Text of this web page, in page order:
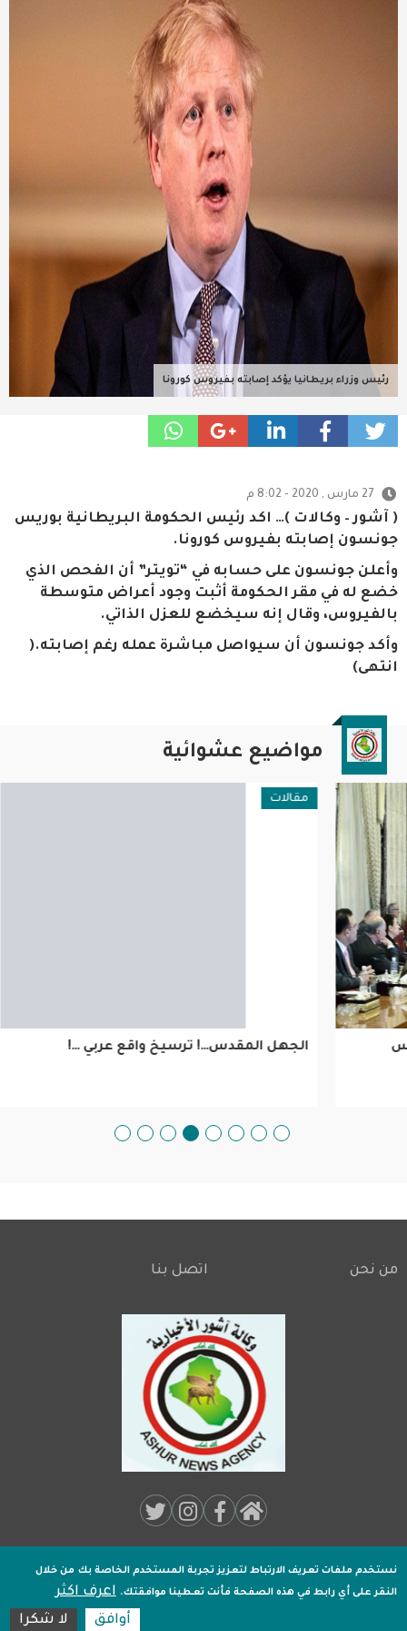
رئيس وزراء بريطانيا يؤكد إصابته بفيروس كورونا
27 مارس , 2020 - 8:02 م
( آشور – وكالات )… اكد رئيس الحكومة البريطانية بوريس
جونسون إصابته بفيروس كورونا.
وأعلن جونسون على حسابه في “تويتر” أن الفحص الذي
خضع له في مقر الحكومة أثبت وجود أعراض متوسطة
بالفيروس، وقال إنه سيخضع للعزل الذاتي.
وأكد جونسون أن سيواصل مباشرة عمله رغم إصابته.(
انتهى)
مواضيع عشوائية
مقالات
الجهل المقدس…! ترسيخ واقع عربي …!
16:42:39
Footer
من نحن اتصل بنا
Media:
Footer
جميـع الحقوق محفوظة لـوكالة اشور الاخبارية2020 .
تحقيقات صحفية
عامة ومنوعات
طب وصحة
نستخدم ملفات تعريف الارتباط لتعزيز تجربة المستخدم الخاصة بك من خلال
النقر على أي رابط في هذه الصفحة فأنت تعطينا موافقتك. اعرف اكثر
أوافق
لا شكرا